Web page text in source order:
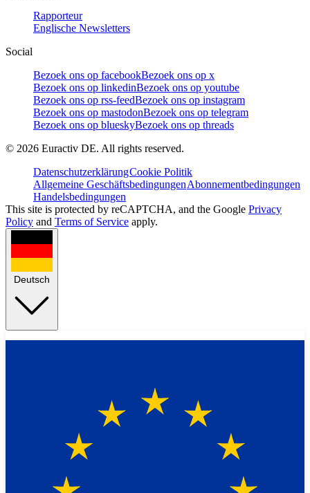
Rapporteur
Englische Newsletters
Social
Bezoek ons op facebookBezoek ons op x
Bezoek ons op linkedinBezoek ons op youtube
Bezoek ons op rss-feedBezoek ons op instagram
Bezoek ons op mastodonBezoek ons op telegram
Bezoek ons op blueskyBezoek ons op threads
© 2026 Euractiv DE. All rights reserved.
DatenschutzerklärungCookie Politik
Allgemeine GeschäftsbedingungenAbonnementbedingungen
Handelsbedingungen
This site is protected by reCAPTCHA, and the Google Privacy
Policy and Terms of Service apply.
Deutsch